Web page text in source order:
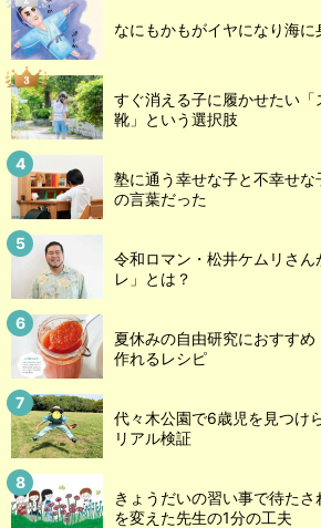
なにもかもがイヤになり海
すぐ消える子に履かせたい「
靴」という選択肢
塾に通う幸せな子と不幸せ
の言葉だった
令和ロマン・松井ケムリさん
レ」とは？
夏休みの自由研究におすす
作れるレシピ
代々木公園で6歳児を見つけ
リアル検証
きょうだいの習い事で待たさ
を変えた先生の1分の工夫